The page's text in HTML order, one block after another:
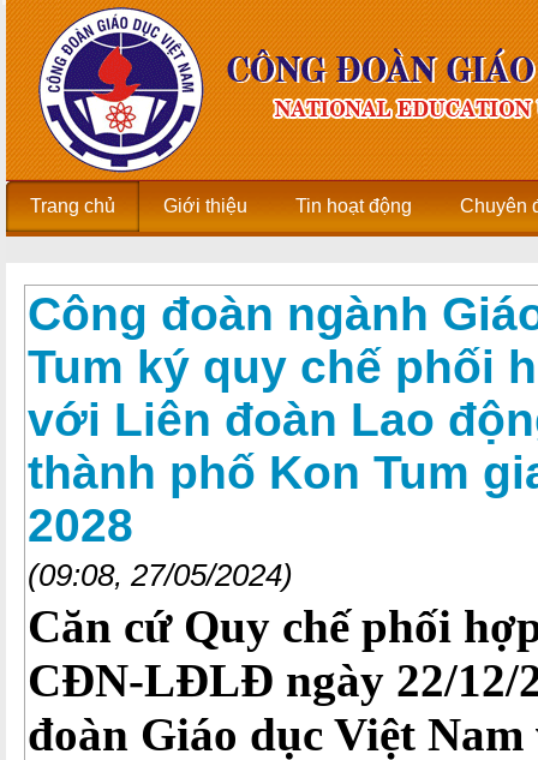
Trang chủ Giới thiệu Tin hoạt động Chuyên
Công đoàn ngành
Tum ký quy chế phối
với Liên đoàn Lao
thành phố Kon Tum
2028
(09:08, 27/05/2024)
Căn cứ Quy chế phối
CĐN-LĐLĐ ngày 22/12/
đoàn Giáo dục Việt